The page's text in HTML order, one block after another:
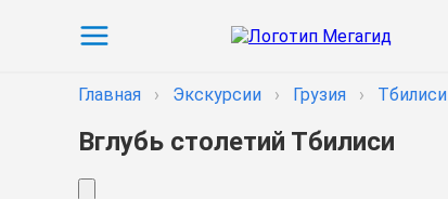
Главная › Экскурсии › Грузия › Тбилиси
Вглубь столетий Тбилиси